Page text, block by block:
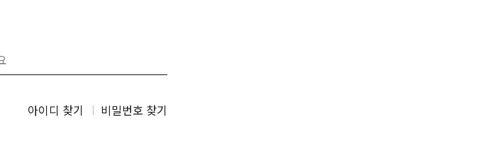
아이디 찾기 비밀번호 찾기